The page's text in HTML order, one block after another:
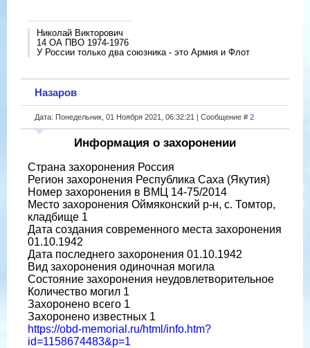
Николай Викторович
14 ОА ПВО 1974-1976
У России только два союзника - это Армия и Флот
Назаров
Дата: Понедельник, 01 Ноября 2021, 06:32:21 | Сообщение # 2
Информация о захоронении
Страна захоронения Россия
Регион захоронения Республика Саха (Якутия)
Номер захоронения в ВМЦ 14-75/2014
Место захоронения Оймяконский р-н, с. Томтор,
кладбище 1
Дата создания современного места захоронения
01.10.1942
Дата последнего захоронения 01.10.1942
Вид захоронения одиночная могила
Состояние захоронения неудовлетворительное
Количество могил 1
Захоронено всего 1
Захоронено известных 1
https://obd-memorial.ru/html/info.htm?
id=1158674483&p=1